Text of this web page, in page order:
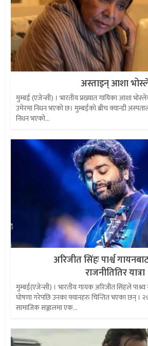
अस्ताइन् आशा
मुम्बई (एजेन्सी) । भारतीय प्रख्यात गायिका आशा
उमेरमा निधन भएको छ। मुम्बईकाे ब्रीच क्यान्डी
निधन भएको...
अरिजीत सिंहः पार्श्व
राजनीतितिर यात्रा
मुम्बई(एजेन्सी) । भारतीय गायक अरिजीत सिंहले
घोषणा गरेपछि उनका फ्यानहरु चिन्तित भएका छन् ।
सामाजिक सञ्जालमा एक...